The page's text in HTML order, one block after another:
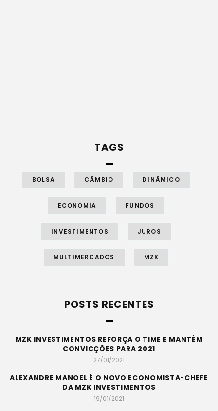
TAGS
BOLSA CÂMBIO DINÂMICO
ECONOMIA FUNDOS
INVESTIMENTOS JUROS
MULTIMERCADOS MZK
POSTS RECENTES
MZK INVESTIMENTOS REFORÇA O TIME E MANTÉM
CONVICÇÕES PARA 2021
27/01/2021
ALEXANDRE MANOEL É O NOVO ECONOMISTA-CHEFE
DA MZK INVESTIMENTOS
19/01/2021